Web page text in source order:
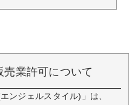
業許可について
ンジェルスタイル)」は、